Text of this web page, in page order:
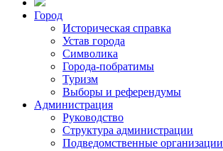
Город
Историческая справка
Устав города
Символика
Города-побратимы
Туризм
Выборы и референдумы
Администрация
Руководство
Структура администрации
Подведомственные организации